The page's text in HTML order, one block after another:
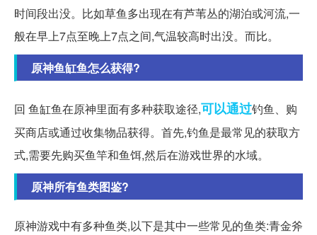
时间段出没。比如草鱼多出现在有芦苇丛的湖泊或河流,一
般在早上7点至晚上7点之间,气温较高时出没。而比。
原神鱼缸鱼怎么获得?
回 鱼缸鱼在原神里面有多种获取途径,可以通过钓鱼、购
买商店或通过收集物品获得。首先,钓鱼是最常见的获取方
式,需要先购买鱼竿和鱼饵,然后在游戏世界的水域。
原神所有鱼类图鉴?
原神游戏中有多种鱼类,以下是其中一些常见的鱼类:青金斧